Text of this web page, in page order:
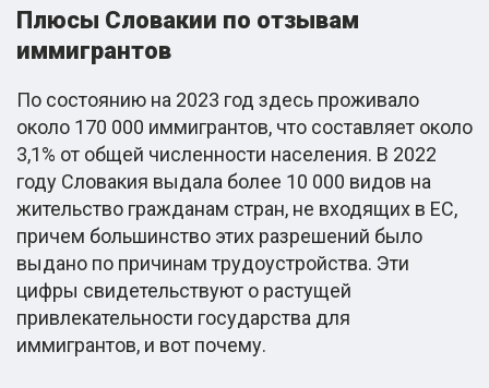
Плюсы Словакии по отзывам
иммигрантов
По состоянию на 2023 год здесь проживало
около 170 000 иммигрантов, что составляет около
3,1% от общей численности населения. В 2022
году Словакия выдала более 10 000 видов на
жительство гражданам стран, не входящих в ЕС,
причем большинство этих разрешений было
выдано по причинам трудоустройства. Эти
цифры свидетельствуют о растущей
привлекательности государства для
иммигрантов, и вот почему.